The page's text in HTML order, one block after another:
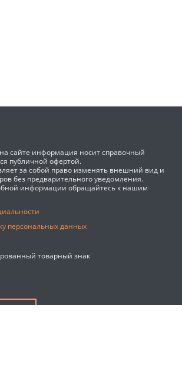
сайте информация носит справочный
публичной офертой.
за собой право изменять внешний вид и
без предварительного уведомления.
информации обращайтесь к нашим
персональных данных
товарный знак